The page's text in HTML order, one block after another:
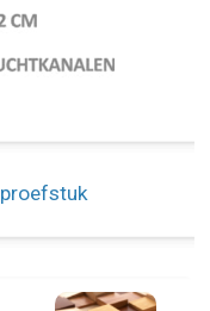
proefstuk